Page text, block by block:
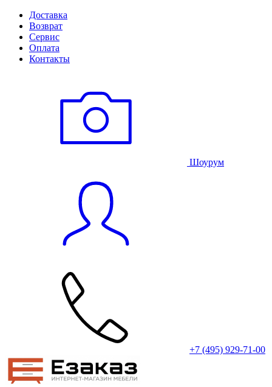
Доставка
Возврат
Сервис
Оплата
Контакты
Шоурум
+7 (495) 929-71-00